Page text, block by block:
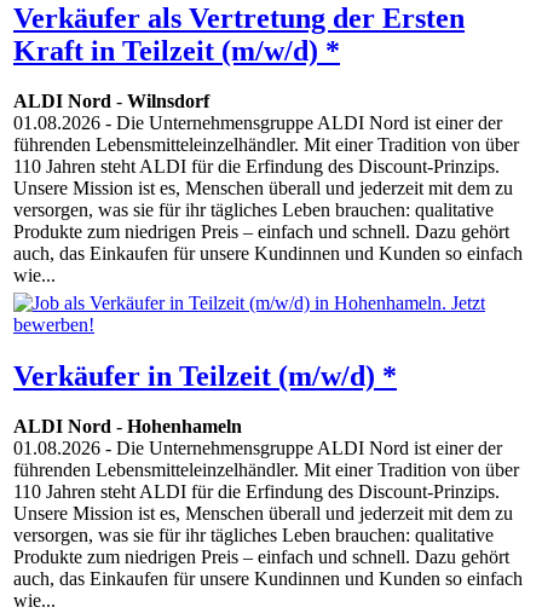
Verkäufer als Vertretung der Ersten
Kraft in Teilzeit (m/w/d) *
ALDI Nord - Wilnsdorf
01.08.2026 - Die Unternehmensgruppe ALDI Nord ist einer der
führenden Lebensmitteleinzelhändler. Mit einer Tradition von über
110 Jahren steht ALDI für die Erfindung des Discount-Prinzips.
Unsere Mission ist es, Menschen überall und jederzeit mit dem zu
versorgen, was sie für ihr tägliches Leben brauchen: qualitative
Produkte zum niedrigen Preis – einfach und schnell. Dazu gehört
auch, das Einkaufen für unsere Kundinnen und Kunden so einfach
wie...
Verkäufer in Teilzeit (m/w/d) *
ALDI Nord - Hohenhameln
01.08.2026 - Die Unternehmensgruppe ALDI Nord ist einer der
führenden Lebensmitteleinzelhändler. Mit einer Tradition von über
110 Jahren steht ALDI für die Erfindung des Discount-Prinzips.
Unsere Mission ist es, Menschen überall und jederzeit mit dem zu
versorgen, was sie für ihr tägliches Leben brauchen: qualitative
Produkte zum niedrigen Preis – einfach und schnell. Dazu gehört
auch, das Einkaufen für unsere Kundinnen und Kunden so einfach
wie...